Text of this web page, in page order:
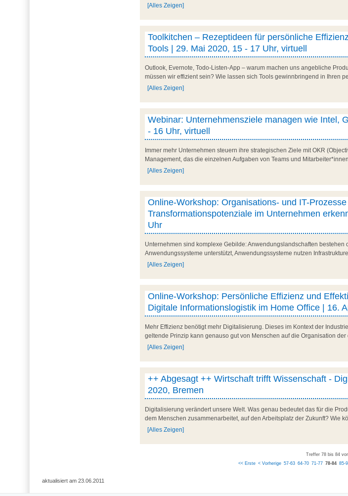
[Alles Zeigen]
Toolkitchen – Rezeptideen für persönliche
Tools | 29. Mai 2020, 15 - 17 Uhr, virtuell
Outlook, Evernote, Todo-Listen-App – warum machen uns angebliche
müssen wir effizient sein? Wie lassen sich Tools gewinnbringend in Ihren
[Alles Zeigen]
Webinar: Unternehmensziele managen wie Intel,
- 16 Uhr, virtuell
Immer mehr Unternehmen steuern ihre strategischen Ziele mit OKR
Management, das die einzelnen Aufgaben von Teams und
[Alles Zeigen]
Online-Workshop: Organisations- und IT-
Transformationspotenziale im Unternehmen
Uhr
Unternehmen sind komplexe Gebilde: Anwendungslandschaften
Anwendungssysteme unterstützt, Anwendungssysteme nutzen
[Alles Zeigen]
Online-Workshop: Persönliche Effizienz und
Digitale Informationslogistik im Home Office | 16.
Mehr Effizienz benötigt mehr Digitalisierung. Dieses im Kontext der
geltende Prinzip kann genauso gut von Menschen auf die Organisation der
[Alles Zeigen]
++ Abgesagt ++ Wirtschaft trifft Wissenschaft -
2020, Bremen
Digitalisierung verändert unsere Welt. Was genau bedeutet das für die
dem Menschen zusammenarbeitet, auf den Arbeitsplatz der Zukunft? Wie
[Alles Zeigen]
Treffer 78 bis 84
<< Erste < Vorherige 57-63 64-70 71-77 78-84 85-
aktualisiert am 23.06.2011